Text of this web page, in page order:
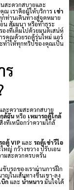
สะดวกสบายและ
เราคือผู้ให้บริการ เช่า
ท่านเดินทางสู่จุดหมาย
น สัมมนา หรือทำธุระ
องที่เต็มไปด้วยมนต์เสน่ห์
รคุณด้วยรถตู้รุ่นใหม่ แอร์
ทำให้ทุกทริปของคุณเป็น
ร
ะความสะดวกสบาย
ล้ฉันหรือ เหมารถตู้ใกล้
งที่เหนือกว่าความใกล้
ถตู้ VIPและ รถตู้เช่าวีไอ
หญ่ กว้างขวาง ปรับเอน
ามสะดวกครบครัน
บรถของเราผ่านการฝึก
ญในเส้นทางขึ้นเขา-ลง
กและ น้ำหนาวมั่นใจได้